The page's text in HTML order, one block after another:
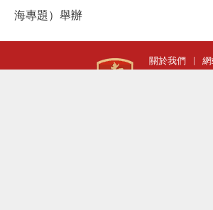
海專題）舉辦